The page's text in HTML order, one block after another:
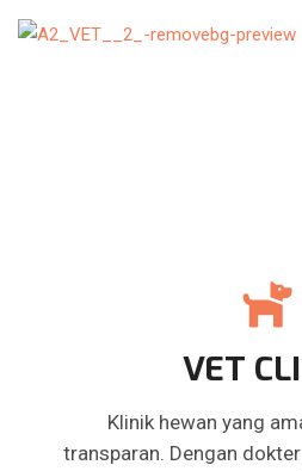
VET
Klinik hewan yang
transparan. Dengan